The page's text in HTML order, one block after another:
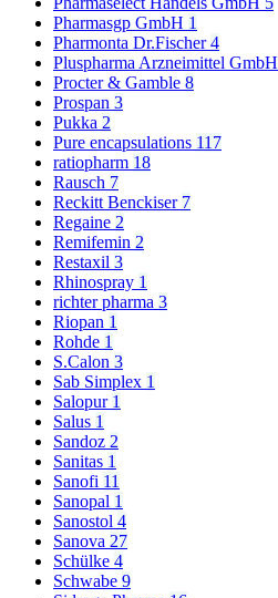
Pharmasgp GmbH 1
Pharmonta Dr.Fischer4
Pluspharma Arzneimittel GmbH
Procter & Gamble 8
Prospan 3
Pukka 2
Pure encapsulations 117
ratiopharm 18
Rausch 7
Reckitt Benckiser 7
Regaine 2
Remifemin 2
Restaxil 3
Rhinospray 1
richter pharma 3
Riopan 1
Rohde 1
S.Calon 3
Sab Simplex 1
Salopur 1
Salus 1
Sandoz 2
Sanitas 1
Sanofi 11
Sanopal 1
Sanostol 4
Sanova 27
Schülke 4
Schwabe 9